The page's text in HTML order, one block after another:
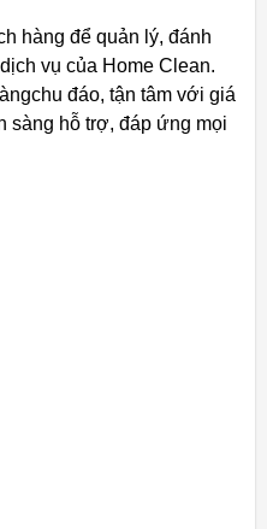
hàng để quản lý, đánh
vụ của Home Clean.
đáo, tận tâm với giá
sàng hỗ trợ, đáp ứng mọi